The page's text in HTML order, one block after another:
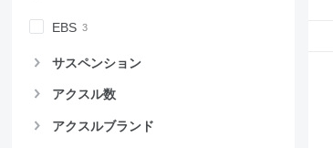
EBS
サスペンション
アクスル数
アクスルブランド